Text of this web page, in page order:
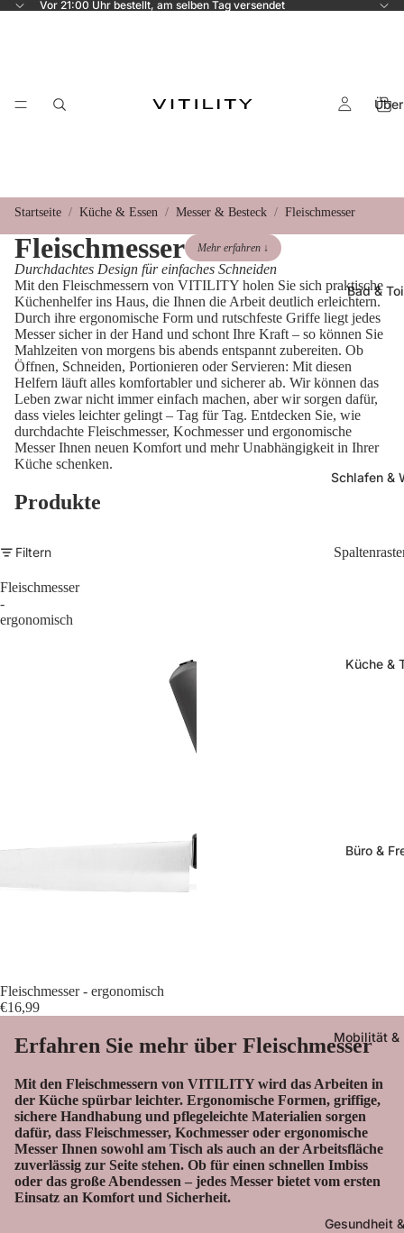
Vor 21:00 Uhr bestellt, am selben Tag versendet
Über
Bad &
Schlafen &
Küche &
Büro &
Mobilität &
Gesundheit
Startseite Küche & Essen Messer & Besteck Fleischmesser
Fleischmesser Mehr erfahren ↓
Durchdachtes Design für einfaches Schneiden
Mit den Fleischmessern von VITILITY holen Sie sich praktische
Küchenhelfer ins Haus, die Ihnen die Arbeit deutlich erleichtern.
Durch ihre ergonomische Form und rutschfeste Griffe liegt jedes
Messer sicher in der Hand und schont Ihre Kraft – so können Sie
Mahlzeiten von morgens bis abends entspannt zubereiten. Ob
Öffnen, Schneiden, Portionieren oder Servieren: Mit diesen
Helfern läuft alles komfortabler und sicherer ab. Wir können das
Leben zwar nicht immer einfach machen, aber wir sorgen dafür,
dass vieles leichter gelingt – Tag für Tag. Entdecken Sie, wie
durchdachte Fleischmesser, Kochmesser und ergonomische
Messer Ihnen neuen Komfort und mehr Unabhängigkeit in Ihrer
Küche schenken.
Produkte
Filtern
Fleischmesser
-
ergonomisch
Ausverkauft
Fleischmesser - ergonomisch
€16,99
Erfahren Sie mehr über Fleischmesser
Mit den Fleischmessern von VITILITY wird das Arbeiten in
der Küche spürbar leichter. Ergonomische Formen, griffige,
sichere Handhabung und pflegeleichte Materialien sorgen
dafür, dass Fleischmesser, Kochmesser oder ergonomische
Messer Ihnen sowohl am Tisch als auch an der Arbeitsfläche
zuverlässig zur Seite stehen. Ob für einen schnellen Imbiss
oder das große Abendessen – jedes Messer bietet vom ersten
Einsatz an Komfort und Sicherheit.